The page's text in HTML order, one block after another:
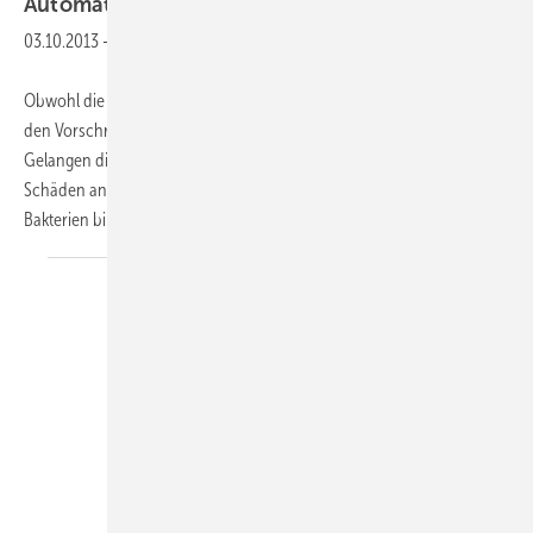
03.10.2013 -
Obwohl die Qualität des von Wasserwerken gelieferten Trinkwassers
den Vorschriften entspricht, können es Partikel mit sich führen.
Gelangen diese in die Trinkwasser-Installation, können sie langfristig
Schäden an den Installationen hervorrufen und einen Nährboden für
Bakterien bilden.